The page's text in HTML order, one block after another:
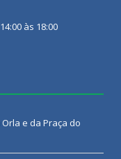
às 18:00
e da Praça do